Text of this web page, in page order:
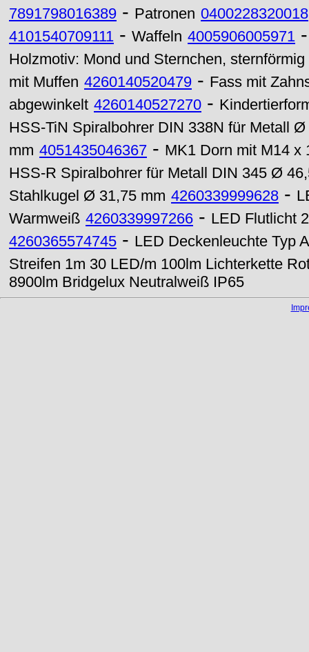
7891798016389 - Patronen 0400228320018
4101540709111 - Waffeln 4005906005971
Holzmotiv: Mond und Sternchen, sternförmig
mit Muffen 4260140520479 - Fass mit
abgewinkelt 4260140527270 -
HSS-TiN Spiralbohrer DIN 338N für Metall Ø
mm 4051435046367 - MK1 Dorn mit M14 x
HSS-R Spiralbohrer für Metall DIN 345 Ø
Stahlkugel Ø 31,75 mm 4260339999628 -
Warmweiß 4260339997266 - LED Flutlicht
4260365574745 - LED Deckenleuchte Typ
Streifen 1m 30 LED/m 100lm Lichterkette
8900lm Bridgelux Neutralweiß IP65